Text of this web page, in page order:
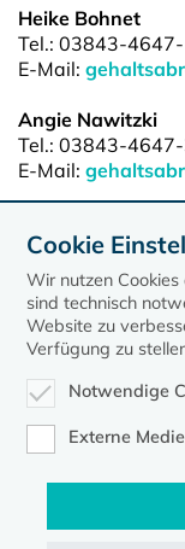
Heike Bohnet
Tel.: 03843-
E-Mail:
Angie Nawitzki
Tel.: 03843-
E-Mail:
Tel.: 03843-
E-Mail:
Cookie
Wir nutzen
sind technisch
Website zu
Verfügung zu
Notwendige
Externe